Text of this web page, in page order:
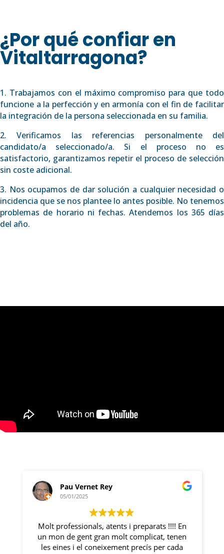
¿Por qué confiar en
Vitaltarragona?
1. Trabajamos con el máximo compromiso para que todo
funcione a la perfección y en armonía con el fin de facilitar
la integración de la persona seleccionada en su familia.
2. Verificamos las referencias personalmente del
candidato/a seleccionado/a. Si el proceso no es
satisfactorio, garantizamos repetir el proceso de selección
sin coste adicional.
3. Nos ocupamos de dar solución a cualquier necesidad o
incidencia que se nos plantee lo antes posible. No tenemos
problemas de horario ni fechas. Atendemos los 365 días
del año.
Pau Vernet Rey
05/01/2025
Molt professionals, atents i preparats !!!! En
un mon de gent gran molt complicat, tenen
les eines i el coneixement precís per cada